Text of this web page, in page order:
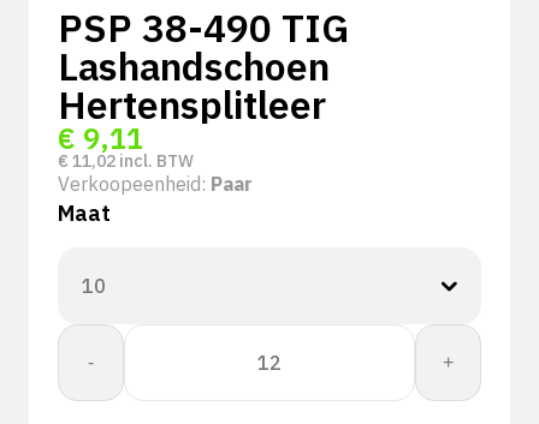
PSP 38-490 TIG
Lashandschoen
Hertensplitleer
€ 9,11
€ 11,02 incl. BTW
Verkoopeenheid: Paar
Maat
-
PSP
490
+